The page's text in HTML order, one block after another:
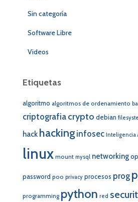
Sin categoría
Software Libre
Videos
Etiquetas
algoritmo algoritmos de ordenamiento
criptografia crypto debian
hack hacking infosec Inteligencia
linux mount mysql networking
password poo privacy procesos prog
programming python red